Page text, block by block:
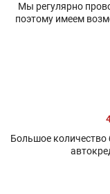
Мы регулярно
поэтому имеем
Большое